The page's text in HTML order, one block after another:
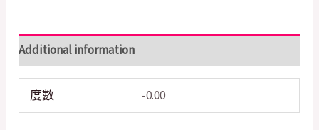
Additional information
度數 -0.00